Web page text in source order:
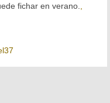
fichar en verano.